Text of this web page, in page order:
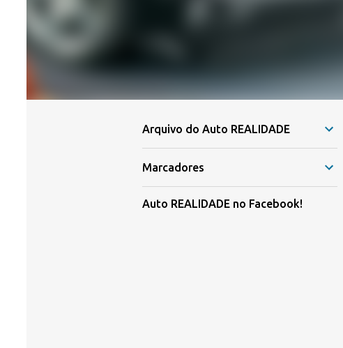
Arquivo do Auto REALIDADE
Marcadores
Auto REALIDADE no Facebook!